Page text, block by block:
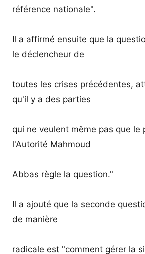
référence nationale".
Il a affirmé ensuite que la
le déclencheur de
toutes les crises précédentes,
qu'il y a des parties
qui ne veulent même pas que le
l'Autorité Mahmoud
Abbas règle la question."
Il a ajouté que la seconde
de manière
radicale est "comment gérer la